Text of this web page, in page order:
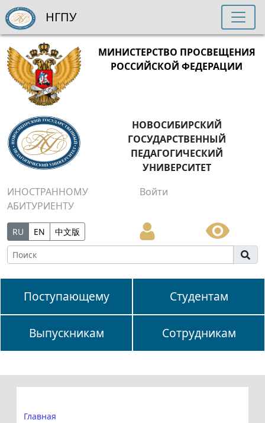
МИНИСТЕРСТВО ПРОСВЕЩЕНИЯ
РОССИЙСКОЙ ФЕДЕРАЦИИ
НОВОСИБИРСКИЙ
ГОСУДАРСТВЕННЫЙ
ПЕДАГОГИЧЕСКИЙ
УНИВЕРСИТЕТ
ИНОСТРАННОМУ
АБИТУРИЕНТУ
Войти
RU EN 中文版
Поступающему Студентам
Выпускникам Сотрудникам
НГПУ
Главная